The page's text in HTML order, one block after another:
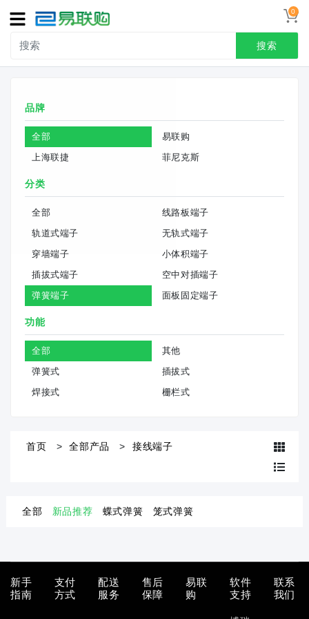
0
搜索
导
航
接线端子
冷压端头
品牌
全部
易联购
上海联捷
菲尼克斯
分类
全部
线路板端子
轨道式端子
无轨式端子
穿墙端子
小体积端子
插拔式端子
空中对插端子
弹簧端子
面板固定端子
功能
全部
其他
弹簧式
插拔式
焊接式
栅栏式
首页 全部产品 接线端子
全部 新品推荐 蝶式弹簧 笼式弹簧
新手
指南
支付
方式
配送
服务
售后
保障
易联
购
软件
支持
联系
我们